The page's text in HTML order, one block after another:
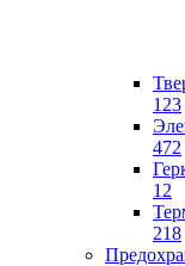
123
472
12
218